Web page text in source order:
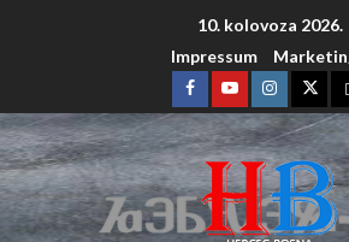
10. kolovoza 2026.
Impressum